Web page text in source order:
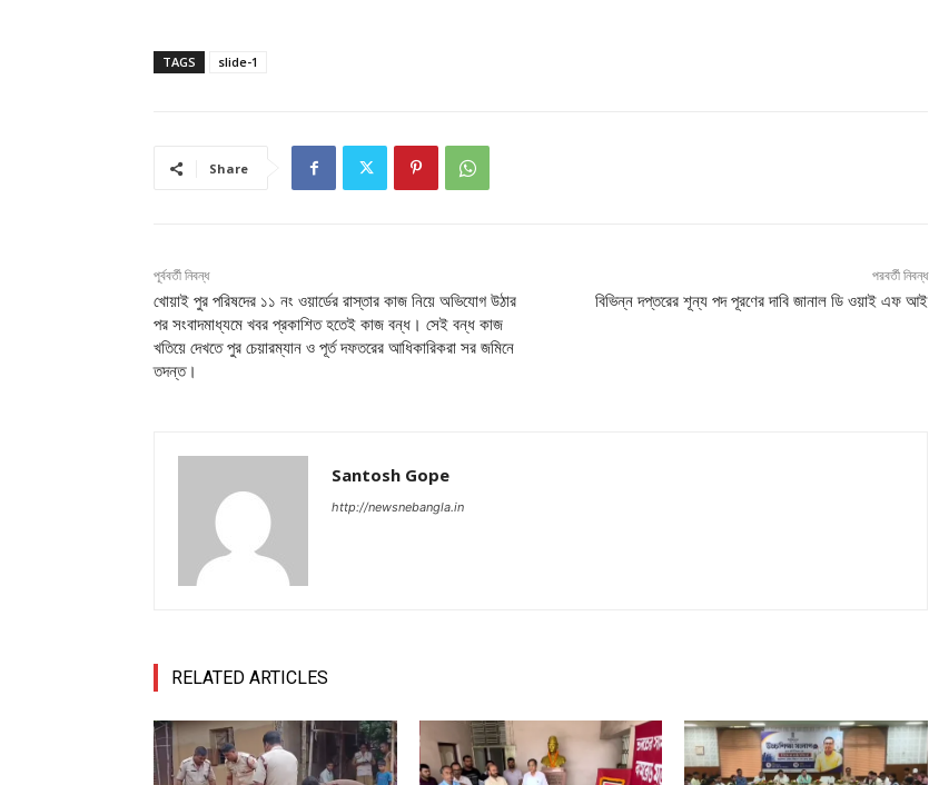
TAGS slide-1
Share
পূর্ববর্তী নিবন্ধ
খোয়াই পুর পরিষদের ১১ নং ওয়ার্ডের রাস্তার কাজ নিয়ে অভিযোগ উঠার
পর সংবাদমাধ্যমে খবর প্রকাশিত হতেই কাজ বন্ধ। সেই বন্ধ কাজ
খতিয়ে দেখতে পুর চেয়ারম্যান ও পূর্ত দফতরের আধিকারিকরা সর জমিনে
তদন্ত।
পরবর্তী নিবন্ধ
বিভিন্ন দপ্তরের শূন্য পদ পূরণের দাবি জানাল ডি ওয়াই এফ আই
Santosh Gope
http://newsnebangla.in
RELATED ARTICLES